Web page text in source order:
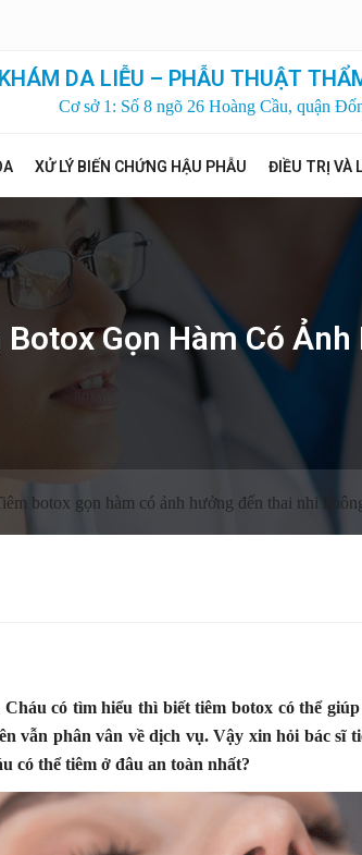
DA LIỄU – PHẪU THUẬT
Cơ sở 1: Số 8 ngõ 26 Hoàng Cầu, quận
XỬ LÝ BIẾN CHỨNG HẬU PHẪU ĐIỀU TRỊ VÀ
Gọn Hàm Có
botox gọn hàm có ảnh hưởng đến thai nhi
có tìm hiểu thì biết tiêm botox có thể
vẫn phân vân về dịch vụ. Vậy xin hỏi bác sĩ
có thể tiêm ở đâu an toàn nhất?